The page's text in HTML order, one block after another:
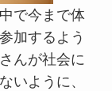
で今まで体
加するよう
んが社会に
いように、